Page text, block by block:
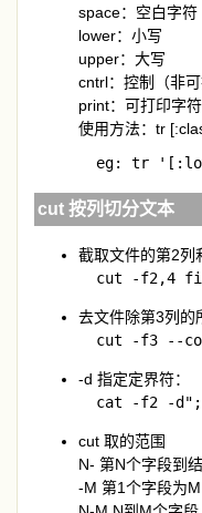
space：空白字符
lower：小写
upper：大写
cntrl：控制（非
print：可打印字符
使用方法：tr
eg: tr
cut 按列切分文本
截取文件的第2列
cut -f2,4
去文件除第3列的
cut -f3 --
-d 指定定界符：
cat -f2 -
cut 取的范围
N- 第N个字段到
-M 第1个字段为M